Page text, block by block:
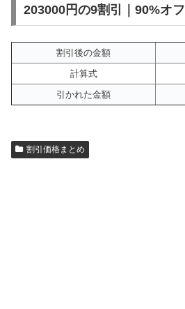
203000円の9割引｜90%オフ
割引後の金額
計算式
引かれた金額
割引価格まとめ